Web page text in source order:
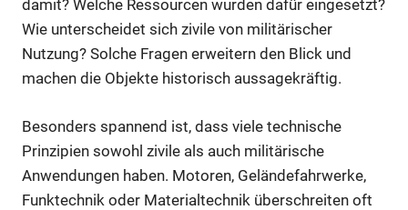
damit? Welche Ressourcen wurden dafür eingesetzt?
Wie unterscheidet sich zivile von militärischer
Nutzung? Solche Fragen erweitern den Blick und
machen die Objekte historisch aussagekräftig.
Besonders spannend ist, dass viele technische
Prinzipien sowohl zivile als auch militärische
Anwendungen haben. Motoren, Geländefahrwerke,
Funktechnik oder Materialtechnik überschreiten oft